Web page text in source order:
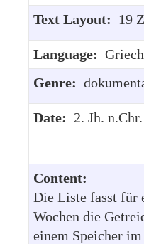
Text Layout: 19
Language:
Genre:
Date: 2. Jh. n.Chr.
Content:
Die Liste fasst für
Wochen die
einem Speicher